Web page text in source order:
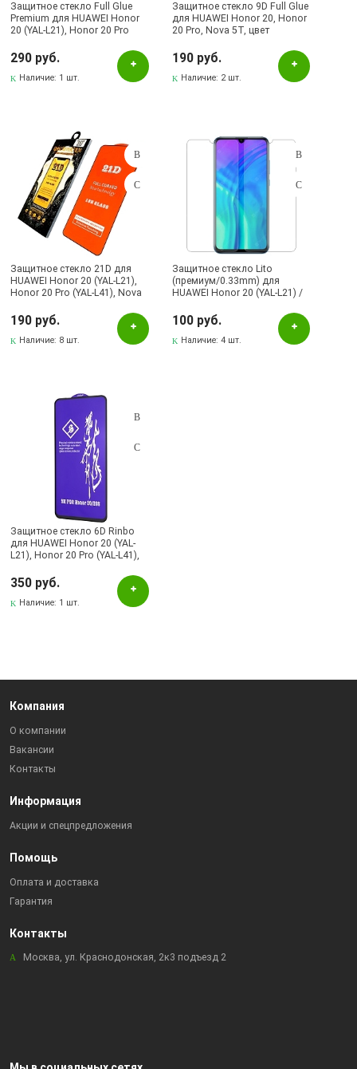
Защитное стекло Full Glue
Premium для HUAWEI Honor
20 (YAL-L21), Honor 20 Pro
цвет окантовки черный.
290 руб.
Наличие: 1 шт.
Защитное стекло 9D Full Glue
для HUAWEI Honor 20, Honor
20 Pro, Nova 5T, цвет
190 руб.
Наличие: 2 шт.
Защитное стекло 21D для
HUAWEI Honor 20 (YAL-L21),
Honor 20 Pro (YAL-L41), Nova
черный
190 руб.
Наличие: 8 шт.
Защитное стекло Lito
(премиум/0.33mm) для
HUAWEI Honor 20 (YAL-L21) /
5T (YAl-L21), прозрачное.
100 руб.
Наличие:4 шт.
Защитное стекло 6D Rinbo
для HUAWEI Honor 20 (YAL-
L21), Honor 20 Pro (YAL-L41),
чeрный.
350 руб.
Наличие: 1 шт.
Компания
О компании
Вакансии
Контакты
Информация
Акции и спецпредложения
Помощь
Оплата и доставка
Гарантия
Контакты
Москва, ул. Краснодонская, 2к3 подъезд 2